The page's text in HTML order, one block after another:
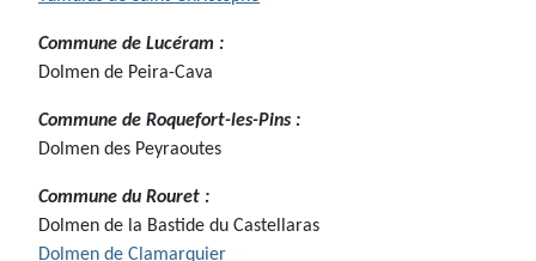
Commune de Lucéram :
Dolmen de Peira-Cava
Commune de Roquefort-les-Pins :
Dolmen des Peyraoutes
Commune du Rouret :
Dolmen de la Bastide du Castellaras
Dolmen de Clamarquier